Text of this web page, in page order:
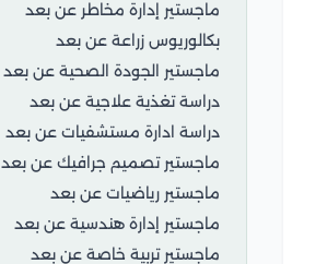
ماجستير إدارة مخاطر عن بعد
بكالوريوس زراعة عن بعد
ماجستير الجودة الصحية عن بعد
دراسة تغذية علاجية عن بعد
دراسة ادارة مستشفيات عن بعد
ماجستير تصميم جرافيك عن بعد
ماجستير رياضيات عن بعد
ماجستير إدارة هندسية عن بعد
ماجستير تربية خاصة عن بعد